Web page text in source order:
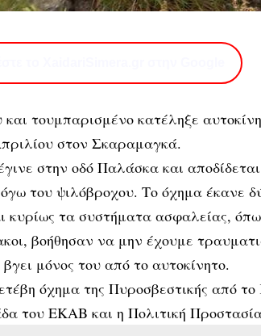
και τουμπαρισμένο κατέληξε
στον Σκαραμαγκά.
στην οδό Παλάσκα και
του ψιλόβροχου. Το όχημα έκανε
κυρίως τα συστήματα ασφαλείας,
βοήθησαν να μην έχουμε
μόνος του από το αυτοκίνητο.
όχημα της Πυροσβεστικής από το
του ΕΚΑΒ και η Πολιτική